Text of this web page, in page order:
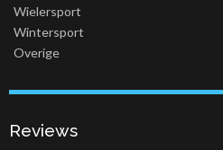
Wielersport
Wintersport
Overige
Reviews